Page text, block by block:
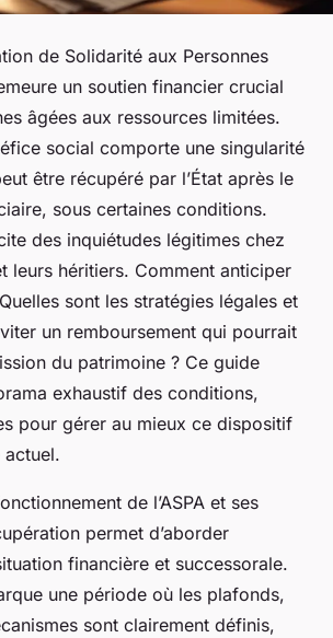
de Solidarité aux Personnes
un soutien financier crucial
âgées aux ressources limitées.
social comporte une singularité
être récupéré par l’État après le
sous certaines conditions.
des inquiétudes légitimes chez
leurs héritiers. Comment anticiper
sont les stratégies légales et
un remboursement qui pourrait
du patrimoine ? Ce guide
exhaustif des conditions,
pour gérer au mieux ce dispositif
de l’ASPA et ses
permet d’aborder
financière et successorale.
une période où les plafonds,
sont clairement définis,